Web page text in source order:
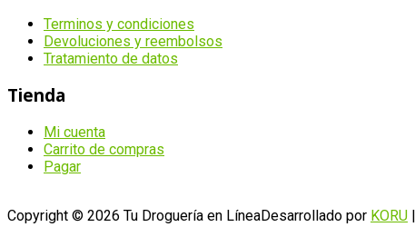
Terminos y condiciones
Devoluciones y reembolsos
Tratamiento de datos
Tienda
Mi cuenta
Carrito de compras
Pagar
Copyright © 2026 Tu Droguería en LíneaDesarrollado por KORU